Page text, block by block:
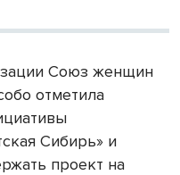
Союз женщин
отметила
Сибирь» и
проект на